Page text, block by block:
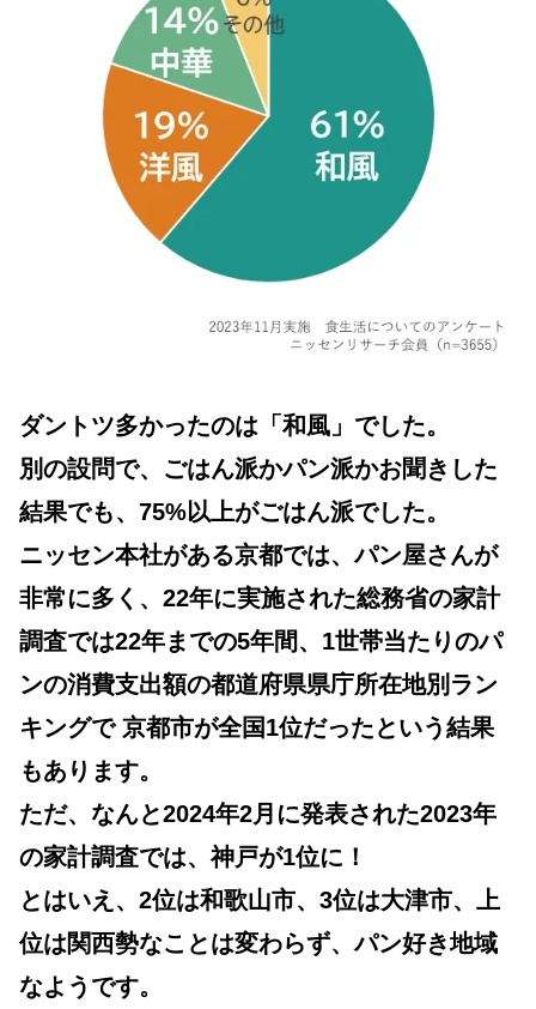
ダントツ多かったのは「和風」でした。
別の設問で、ごはん派かパン派かお聞きした
結果でも、75%以上がごはん派でした。
ニッセン本社がある京都では、パン屋さんが
非常に多く、22年に実施された総務省の家計
調査では22年までの5年間、1世帯当たりのパ
ンの消費支出額の都道府県県庁所在地別ラン
キングで 京都市が全国1位だったという結果
もあります。
ただ、なんと2024年2月に発表された2023年
の家計調査では、神戸が1位に！
とはいえ、2位は和歌山市、3位は大津市、上
位は関西勢なことは変わらず、パン好き地域
なようです。